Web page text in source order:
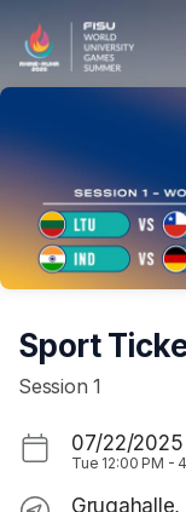
Sport
Session 1
07/22/2025
Tue 12:00 PM -
Grugahalle,